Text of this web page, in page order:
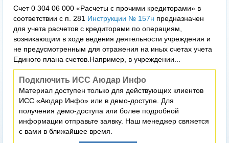
Счет 0 304 06 000 «Расчеты с прочими кредиторами» в
соответствии с п. 281 Инструкции № 157н предназначен
для учета расчетов с кредиторами по операциям,
возникающим в ходе ведения деятельности учреждения и
не предусмотренным для отражения на иных счетах учета
Единого плана счетов.Например, в учреждении...
Подключить ИСС Аюдар Инфо
Материал доступен только для действующих клиентов
ИСС «Аюдар Инфо» или в демо-доступе. Для
получения демо-доступа или более подробной
информации отправьте заявку. Наш менеджер свяжется
с вами в ближайшее время.